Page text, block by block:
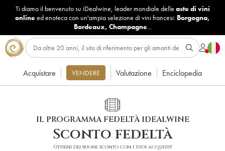
Ti diamo il benvenuto su iDealwine, leader mondiale delle aste di vini
onlineed enoteca con un'ampia selezione di vini francesi: Borgogna,
Bordeaux, Champagne...
Acquistare VENDERE Valutazione Enciclopedia
IL PROGRAMMA FEDELTÀ IDEALWINE
Sconto fedeltà
Ottieni dei buoni sconto con i tuoi acquisti!